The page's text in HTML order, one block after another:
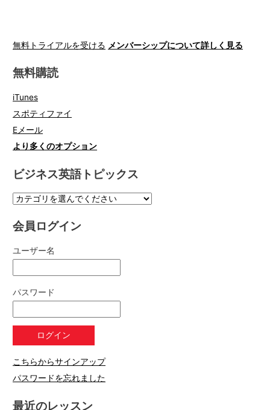
無料トライアルを受ける メンバーシップについて詳しく見る
無料購読
iTunes
スポティファイ
Eメール
より多くのオプション
ビジネス英語トピックス
会員ログイン
ユーザー名
パスワード
こちらからサインアップ
パスワードを忘れました
最近のレッスン